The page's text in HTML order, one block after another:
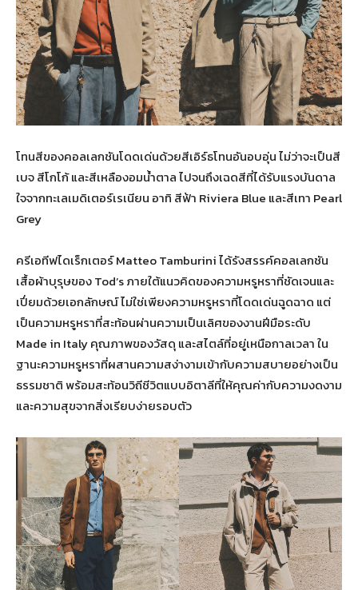
โทนสีของคอลเลกชันโดดเด่นด้วยสีเอิร์ธโทนอันอบอุ่น ไม่ว่าจะเป็นสี
เบจ สีโกโก้ และสีเหลืองอมน้ำตาล ไปจนถึงเฉดสีที่ได้รับแรงบันดาล
ใจจากทะเลเมดิเตอร์เรเนียน อาทิ สีฟ้า Riviera Blue และสีเทา Pearl
Grey
ครีเอทีฟไดเร็กเตอร์ Matteo Tamburini ได้รังสรรค์คอลเลกชัน
เสื้อผ้าบุรุษของ Tod’s ภายใต้แนวคิดของความหรูหราที่ชัดเจนและ
เปี่ยมด้วยเอกลักษณ์ ไม่ใช่เพียงความหรูหราที่โดดเด่นฉูดฉาด แต่
เป็นความหรูหราที่สะท้อนผ่านความเป็นเลิศของงานฝีมือระดับ
Made in Italy คุณภาพของวัสดุ และสไตล์ที่อยู่เหนือกาลเวลา ใน
ฐานะความหรูหราที่ผสานความสง่างามเข้ากับความสบายอย่างเป็น
ธรรมชาติ พร้อมสะท้อนวิถีชีวิตแบบอิตาลีที่ให้คุณค่ากับความงดงาม
และความสุขจากสิ่งเรียบง่ายรอบตัว